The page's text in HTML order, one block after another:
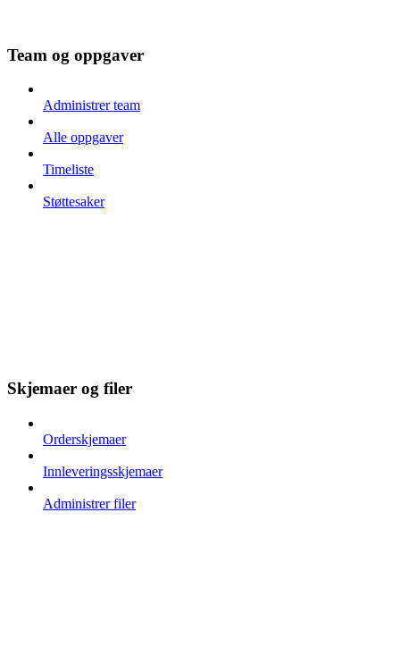
Team og oppgaver
Administrer team
Alle oppgaver
Timeliste
Støttesaker
Skjemaer og filer
Orderskjemaer
Innleveringsskjemaer
Administrer filer